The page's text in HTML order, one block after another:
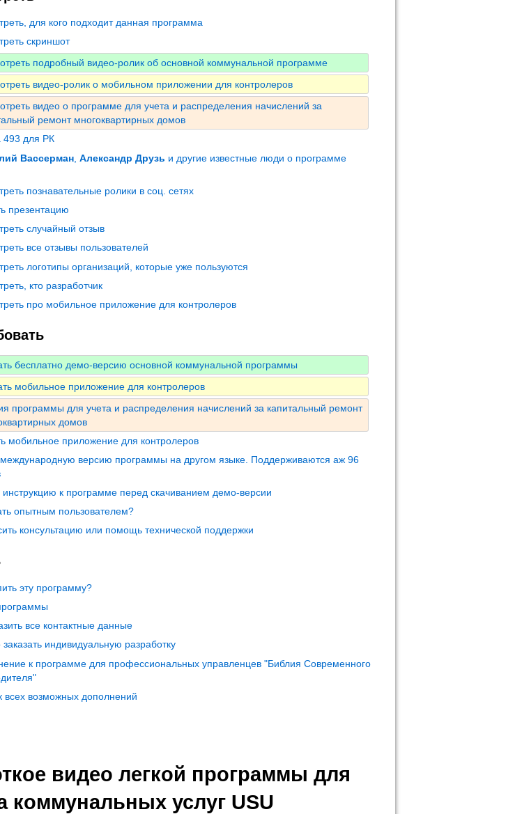
для кого подходит данная программа
скриншот
подробный видео-ролик об основной коммунальной программе
видео-ролик о мобильном приложении для контролеров
видео о программе для учета и распределения начислений за
ремонт многоквартирных домов
для РК
Вассерман Александр Друзь и другие известные люди о программе
познавательные ролики в соц. сетях
презентацию
случайный отзыв
все отзывы пользователей
логотипы организаций, которые уже пользуются
кто разработчик
про мобильное приложение для контролеров
бесплатно демо-версию основной коммунальной программы
мобильное приложение для контролеров
программы для учета и распределения начислений за капитальный ремонт
домов
мобильное приложение для контролеров
версию программы на другом языке. Поддерживаются аж 96
инструкцию к программе перед скачиванием демо-версии
опытным пользователем?
консультацию или помощь технической поддержки
эту программу?
все контактные данные
индивидуальную разработку
к программе для профессиональных управленцев "Библия Современного
всех возможных дополнений
видео легкой программы для
коммунальных услуг USU